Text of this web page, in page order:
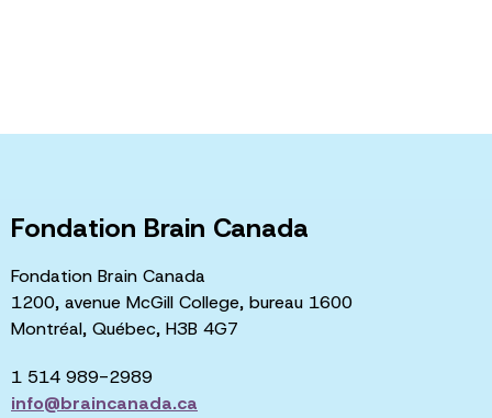
Fondation Brain Canada
Fondation Brain Canada
1200, avenue McGill College, bureau 1600
Montréal, Québec, H3B 4G7
1 514 989-2989
info@braincanada.ca